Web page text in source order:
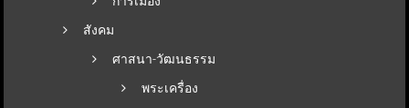
สังคม
ศาสนา-วัฒนธรรม
พระเครื่อง